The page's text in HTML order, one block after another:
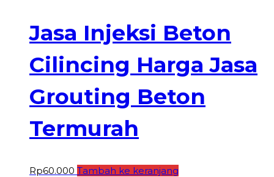
Jasa Injeksi Beton
Cilincing Harga Jasa
Grouting Beton
Termurah
Rp60.000 Tambah ke keranjang